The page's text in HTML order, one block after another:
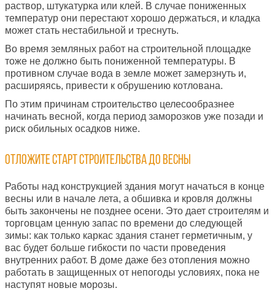
раствор, штукатурка или клей. В случае пониженных
температур они перестают хорошо держаться, и кладка
может стать нестабильной и треснуть.
Во время земляных работ на строительной площадке
тоже не должно быть пониженной температуры. В
противном случае вода в земле может замерзнуть и,
расширяясь, привести к обрушению котлована.
По этим причинам строительство целесообразнее
начинать весной, когда период заморозков уже позади и
риск обильных осадков ниже.
Отложите старт строительства до весны
Работы над конструкцией здания могут начаться в конце
весны или в начале лета, а обшивка и кровля должны
быть закончены не позднее осени. Это дает строителям и
торговцам ценную запас по времени до следующей
зимы: как только каркас здания станет герметичным, у
вас будет больше гибкости по части проведения
внутренних работ. В доме даже без отопления можно
работать в защищенных от непогоды условиях, пока не
наступят новые морозы.